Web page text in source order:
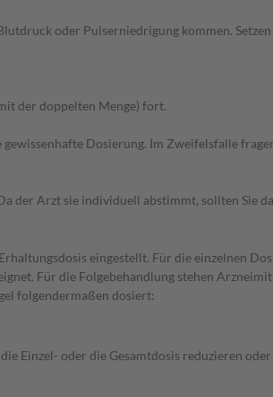
oder Pulserniedrigung kommen.
der doppelten Menge) fort.
Dosierung. Im Zweifelsfalle
der Arzt sie individuell abstimmt, sollten Sie
eingestellt. Für die einzelnen
Für die Folgebehandlung stehen
folgendermaßen dosiert:
Einzel- oder die Gesamtdosis reduzieren